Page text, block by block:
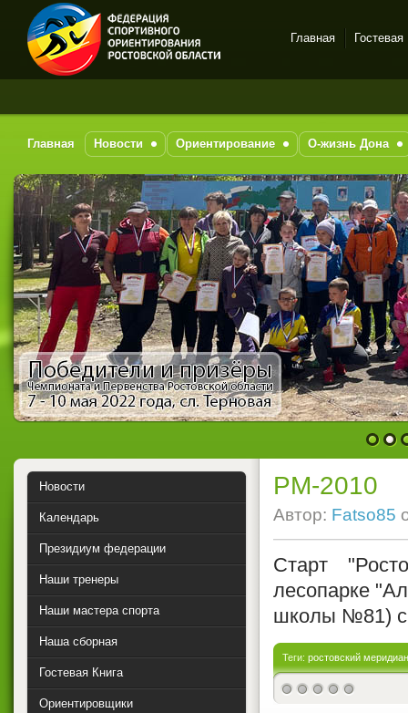
Спортивное
на-Дону
Главная Гостевая
Главная Новости Ориентирование О-жизнь Дона
1 2
РМ-2010
Автор: Fatso85
Старт
лесопарке
школы №81) с
Теги: ростовский меридиан
Новости
Календарь
Президиум федерации
Наши тренеры
Наши мастера спорта
Наша сборная
Гостевая Книга
Ориентировщики